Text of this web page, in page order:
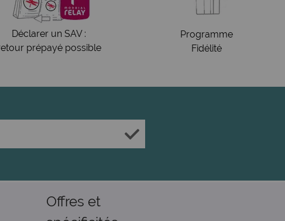
Déclarer un SAV :
prépayé possible
Programme
Fidélité
Offres et